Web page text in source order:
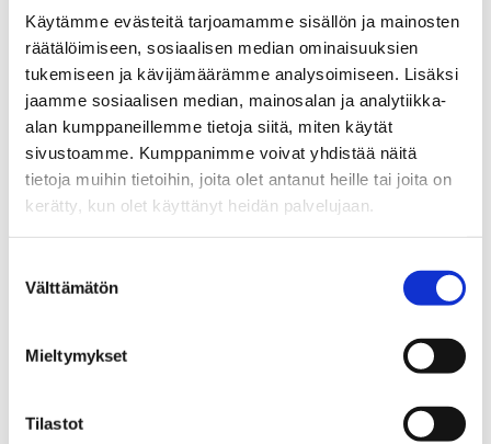
Käytämme evästeitä tarjoamamme sisällön ja mainosten
räätälöimiseen, sosiaalisen median ominaisuuksien
tukemiseen ja kävijämäärämme analysoimiseen. Lisäksi
jaamme sosiaalisen median, mainosalan ja analytiikka-
alan kumppaneillemme tietoja siitä, miten käytät
sivustoamme. Kumppanimme voivat yhdistää näitä
tietoja muihin tietoihin, joita olet antanut heille tai joita on
kerätty, kun olet käyttänyt heidän palvelujaan.
valinta
Välttämätön
Mieltymykset
Tilastot
1998 hän oli mukana Kiinan ja Suomen välisessä
pronssiottelussa. Kuisma on ensimmäinen
olympialaisissa toiminut suomalainen
naislinjatuomari. Hän osallistui olympiaturnauksiin
myös Salt Lake Cityssä 2002 sekä Torinossa 2006
ja oli mukana finaalipeleissä kummallakin kertaa.
Naisten Liigassa kauden parhaalle linjatuomarille
SEURAAVA